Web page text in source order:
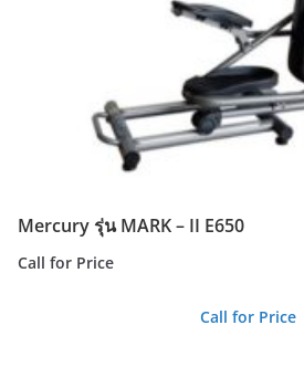
Mercury รุ่น MARK – II E650
Call for Price
Call for Price